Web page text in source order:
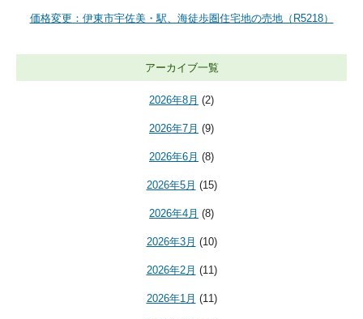
価格変更：伊東市宇佐美・駅、海徒歩圏住宅地の売地（R5218）
アーカイブ一覧
2026年8月 (2)
2026年7月 (9)
2026年6月 (8)
2026年5月 (15)
2026年4月 (8)
2026年3月 (10)
2026年2月 (11)
2026年1月 (11)